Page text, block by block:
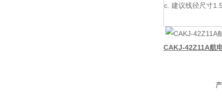
c. 建议线径尺寸
CAKJ-42Z11A航